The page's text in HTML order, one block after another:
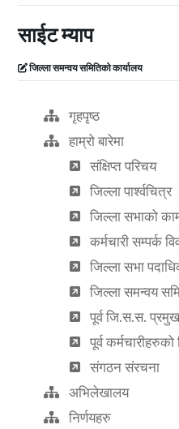
साईट म्याप
जिल्ला समन्वय समितिको कार्यालय
गृहपृष्ठ
हाम्रो बारेमा
संक्षिप्त परिचय
जिल्ला पार्श्वचित्र
जिल्ला सभाको
कर्मचारी सम्पर्क
जिल्ला सभा
जिल्ला समन्वय
पूर्व जि.स.स.
पूर्व कर्मचारीहरुको
संगठन संरचना
अभिलेखालय
निर्णयहरु